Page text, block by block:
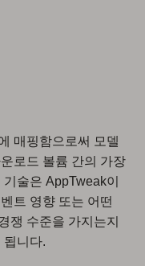
매핑함으로써 모델
로드 볼륨 간의 가장
술은 AppTweak이
트 영향 또는 어떤
쟁 수준을 가지는지
됩니다.